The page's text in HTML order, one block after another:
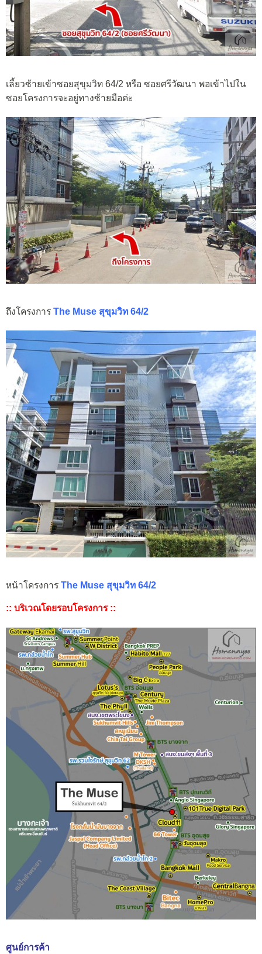
เลี้ยวซ้ายเข้าซอยสุขุมวิท 64/2 หรือ ซอยศรีวัฒนา พอเข้าไปใน
ซอยโครงการจะอยู่ทางซ้ายมือค่ะ
ถึงโครงการ The Muse สุขุมวิท 64/2
หน้าโครงการ The Muse สุขุมวิท 64/2
:: บริเวณโดยรอบโครงการ ::
ศูนย์การค้า